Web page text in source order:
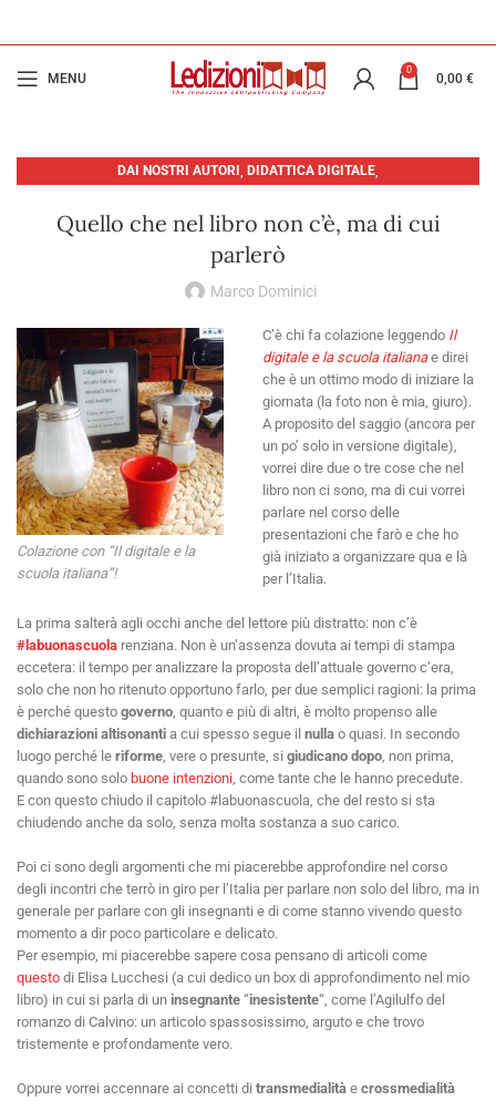
MENU
0
0,00 €
DAI NOSTRI AUTORI , DIDATTICA DIGITALE,
Quello che nel libro non c’è, ma di cui
parlerò
Marco Dominici
Colazione con “Il digitale e la
scuola italiana”!
C’è chi fa colazione leggendo Il
digitale e la scuola italianae direi
che è un ottimo modo di iniziare la
giornata (la foto non è mia, giuro).
A proposito del saggio (ancora per
un po’ solo in versione digitale),
vorrei dire due o tre cose che nel
libro non ci sono, ma di cui vorrei
parlare nel corso delle
presentazioni che farò e che ho
già iniziato a organizzare qua e là
per l’Italia.
La prima salterà agli occhi anche del lettore più distratto: non c’è
#labuonascuola renziana. Non è un’assenza dovuta ai tempi di stampa
eccetera: il tempo per analizzare la proposta dell’attuale governo c’era,
solo che non ho ritenuto opportuno farlo, per due semplici ragioni: la prima
è perché questo governo, quanto e più di altri, è molto propenso alle
dichiarazioni altisonanti a cui spesso segue il nulla o quasi. In secondo
luogo perché le riforme, vere o presunte, si giudicano dopo, non prima,
quando sono solo buone intenzioni, come tante che le hanno precedute.
E con questo chiudo il capitolo #labuonascuola, che del resto si sta
chiudendo anche da solo, senza molta sostanza a suo carico.
Poi ci sono degli argomenti che mi piacerebbe approfondire nel corso
degli incontri che terrò in giro per l’Italia per parlare non solo del libro, ma in
generale per parlare con gli insegnanti e di come stanno vivendo questo
momento a dir poco particolare e delicato.
Per esempio, mi piacerebbe sapere cosa pensano di articoli come
questo di Elisa Lucchesi (a cui dedico un box di approfondimento nel mio
libro) in cui si parla di un insegnante “inesistente“, come l’Agilulfo del
romanzo di Calvino: un articolo spassosissimo, arguto e che trovo
tristemente e profondamente vero.
Oppure vorrei accennare ai concetti di transmedialità e crossmedialità